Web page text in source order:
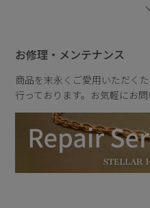
重さ：約2.0g
お修理・メンテナンス
商品を末永くご愛用いただく
行っております。お気軽にお問